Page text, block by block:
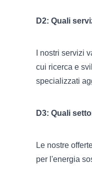
D2: Quali
I nostri servizi
cui ricerca e
specializzati
D3: Quali
Le nostre
per l'energia